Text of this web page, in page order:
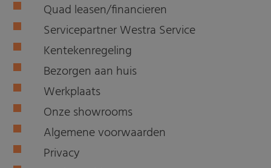
Quad leasen/financieren
Servicepartner Westra Service
Kentekenregeling
Bezorgen aan huis
Werkplaats
Onze showrooms
Algemene voorwaarden
Privacy